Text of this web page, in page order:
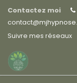
Contactez moi
contact@
Suivre mes réseaux